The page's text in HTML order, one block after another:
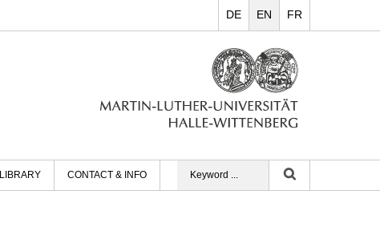
FR
EN
DE
LIBRARY CONTACT & INFO